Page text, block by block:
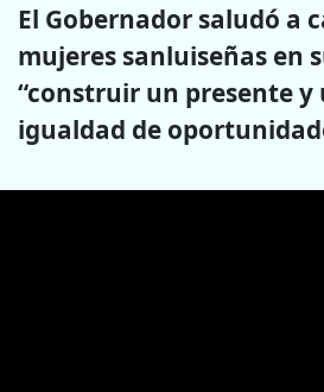
El Gobernador saludó a
mujeres sanluiseñas en
“construir un presente
igualdad de